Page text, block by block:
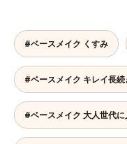
#ベースメイク くすみ
#ベースメイク キレイ長続
#ベースメイク 大人世代に